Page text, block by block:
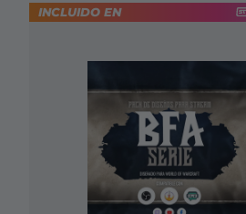
INCLUIDO EN